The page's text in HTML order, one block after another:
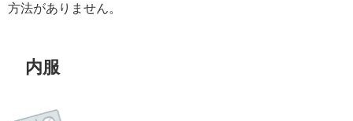
方法がありません。
内服